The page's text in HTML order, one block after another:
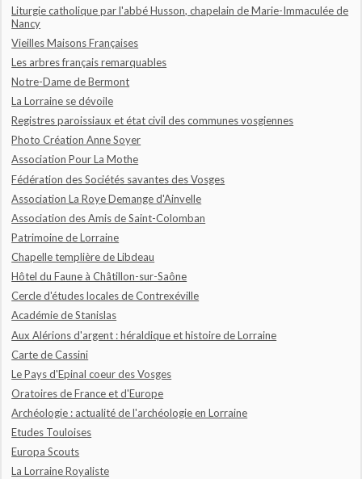
Liturgie catholique par l'abbé Husson, chapelain de Marie-Immaculée de
Nancy
Vieilles Maisons Françaises
Les arbres français remarquables
Notre-Dame de Bermont
La Lorraine se dévoile
Registres paroissiaux et état civil des communes vosgiennes
Photo Création Anne Soyer
Association Pour La Mothe
Fédération des Sociétés savantes des Vosges
Association La Roye Demange d'Ainvelle
Association des Amis de Saint-Colomban
Patrimoine de Lorraine
Chapelle templière de Libdeau
Hôtel du Faune à Châtillon-sur-Saône
Cercle d'études locales de Contrexéville
Académie de Stanislas
Aux Alérions d'argent : héraldique et histoire de Lorraine
Carte de Cassini
Le Pays d'Epinal coeur des Vosges
Oratoires de France et d'Europe
Archéologie : actualité de l'archéologie en Lorraine
Etudes Touloises
Europa Scouts
La Lorraine Royaliste